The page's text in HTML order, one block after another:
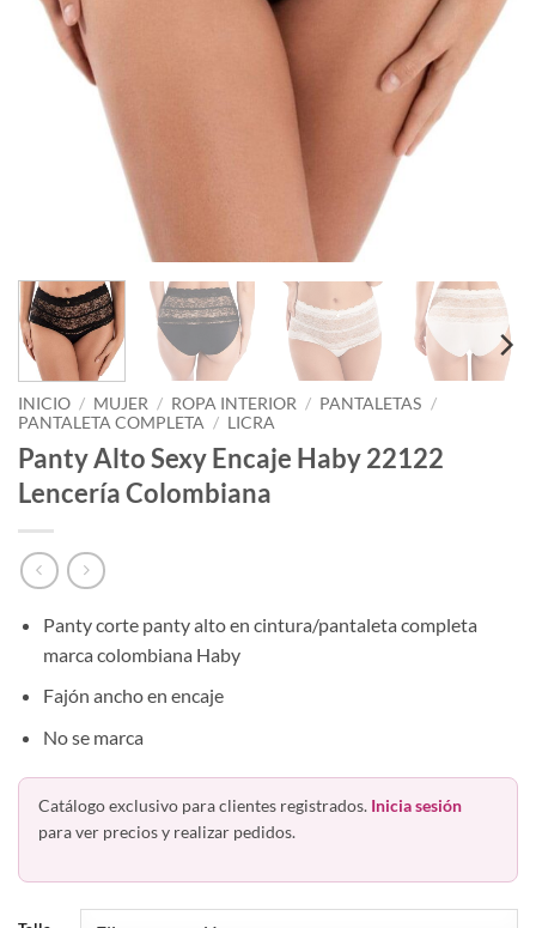
INICIO / MUJER / ROPA INTERIOR / PANTALETAS /
PANTALETA COMPLETA / LICRA
Panty Alto Sexy Encaje Haby 22122
Lencería Colombiana
Panty corte panty alto en cintura/pantaleta completa
marca colombiana Haby
Fajón ancho en encaje
No se marca
Catálogo exclusivo para clientes registrados. Inicia sesión
para ver precios y realizar pedidos.